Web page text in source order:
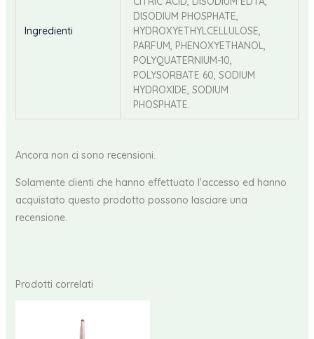
Ingredienti
DISODIUM PHOSPHATE,
HYDROXYETHYLCELLULOSE,
PARFUM, PHENOXYETHANOL,
POLYQUATERNIUM-10,
POLYSORBATE 60, SODIUM
HYDROXIDE, SODIUM
PHOSPHATE.
Ancora non ci sono recensioni.
Solamente clienti che hanno effettuato l'accesso ed hanno
acquistato questo prodotto possono lasciare una
recensione.
Prodotti correlati